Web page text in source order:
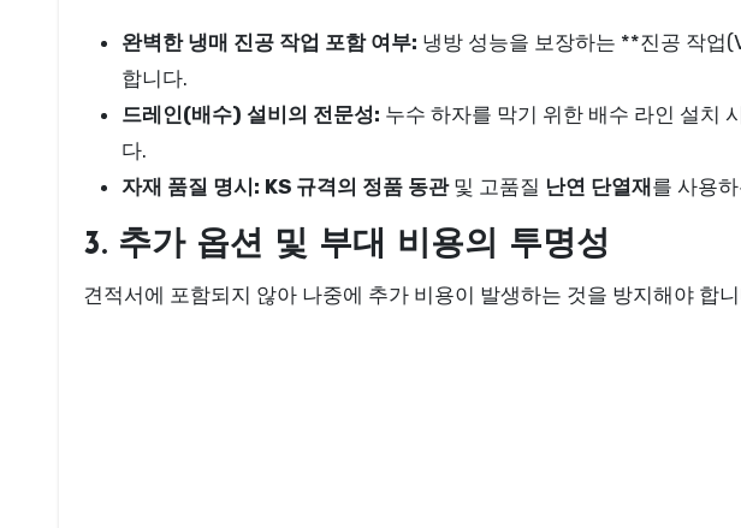
완벽한 냉매 진공 작업 포함 여부: 냉방 성능을 보장하는 **진공 작업
합니다.
드레인(배수) 설비의 전문성: 누수 하자를 막기 위한 배수 라인 설치
다.
자재 품질 명시: KS 규격의 정품 동관및 고품질 난연 단열재를 사용
3. 추가 옵션 및 부대 비용의 투명성
견적서에 포함되지 않아 나중에 추가 비용이 발생하는 것을 방지해야 합